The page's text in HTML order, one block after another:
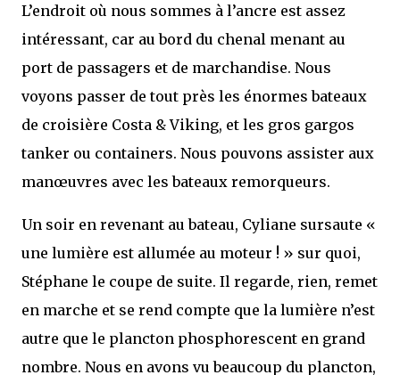
L’endroit où nous sommes à l’ancre est assez
intéressant, car au bord du chenal menant au
port de passagers et de marchandise. Nous
voyons passer de tout près les énormes bateaux
de croisière Costa & Viking, et les gros gargos
tanker ou containers. Nous pouvons assister aux
manœuvres avec les bateaux remorqueurs.
Un soir en revenant au bateau, Cyliane sursaute «
une lumière est allumée au moteur ! » sur quoi,
Stéphane le coupe de suite. Il regarde, rien, remet
en marche et se rend compte que la lumière n’est
autre que le plancton phosphorescent en grand
nombre. Nous en avons vu beaucoup du plancton,